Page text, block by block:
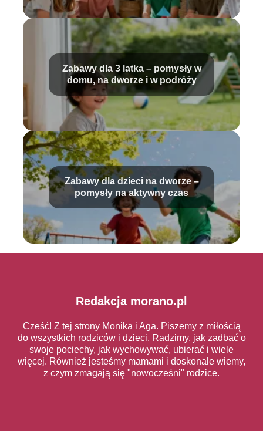
Zabawy dla 3 latka – pomysły w
domu, na dworze i w podróży
Zabawy dla dzieci na dworze –
pomysły na aktywny czas
Redakcja morano.pl
Cześć! Z tej strony Monika i Aga. Piszemy z miłością
do wszystkich rodziców i dzieci. Radzimy, jak zadbać o
swoje pociechy, jak wychowywać, ubierać i wiele
więcej. Również jesteśmy mamami i doskonale wiemy,
z czym zmagają się "nowocześni" rodzice.